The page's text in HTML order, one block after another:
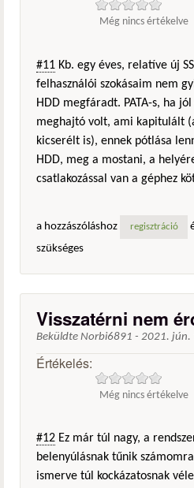
Még nincs értékelve
#11 Kb. egy éves, relatíve új
felhasználói szokásaim nem
HDD megfáradt. PATA-s, ha
meghajtó volt, ami kapitulált
kicserélt is), ennek pótlása
HDD, meg a mostani, a
csatlakozással van a géphez
a hozzászóláshoz regisztráció
szükséges
Visszatérni nem
Beküldte Norbi6891 - 2021. jún.
Értékelés:
Még nincs értékelve
#12 Ez már túl nagy, a
belenyúlásnak tűnik
ismerve túl kockázatosnak